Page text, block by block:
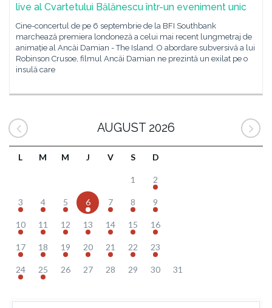
live al Cvartetului Bălănescu într-un eveniment unic
Cine-concertul de pe 6 septembrie de la BFI Southbank
marchează premiera londoneză a celui mai recent lungmetraj de
animație al Ancăi Damian - The Island. O abordare subversivă a lui
Robinson Crusoe, filmul Ancăi Damian ne prezintă un exilat pe o
insulă care
AUGUST 2026
L M M J V S D
1 2
3 4 5 6 7 8 9
10 11 12 13 14 15 16
17 18 19 20 21 22 23
24 25 26 27 28 29 30 31